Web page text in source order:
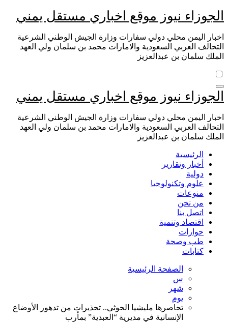
التجاوز
إلى
المحتوى
الجوزاء نيوز موقع اخباري مستقل يمني
اخبار اليمن محلي دولي سفارات وزارة الجيش الوطني الشرعية
التحالف العربي السعودية والامارات محمد بن سلمان ولي العهد
الملك سلمان بن عبدالعزيز
الجوزاء نيوز موقع اخباري مستقل يمني
اخبار اليمن محلي دولي سفارات وزارة الجيش الوطني الشرعية
التحالف العربي السعودية والامارات محمد بن سلمان ولي العهد
الملك سلمان بن عبدالعزيز
الرئيسية
أخبار وتقارير
دولية
علوم وتكنولوجيا
منوعات
من نحن
اتصل بنا
اقتصاد وتنمية
حوارات
طب وصحة
كتابات
الصفحة الرئيسية
س
شهر
يوم
تحاصرها مليشيا الحوثي.. تحذيرات من تدهور الأوضاع
الإنسانية في مديرية “العبدية” بمأرب